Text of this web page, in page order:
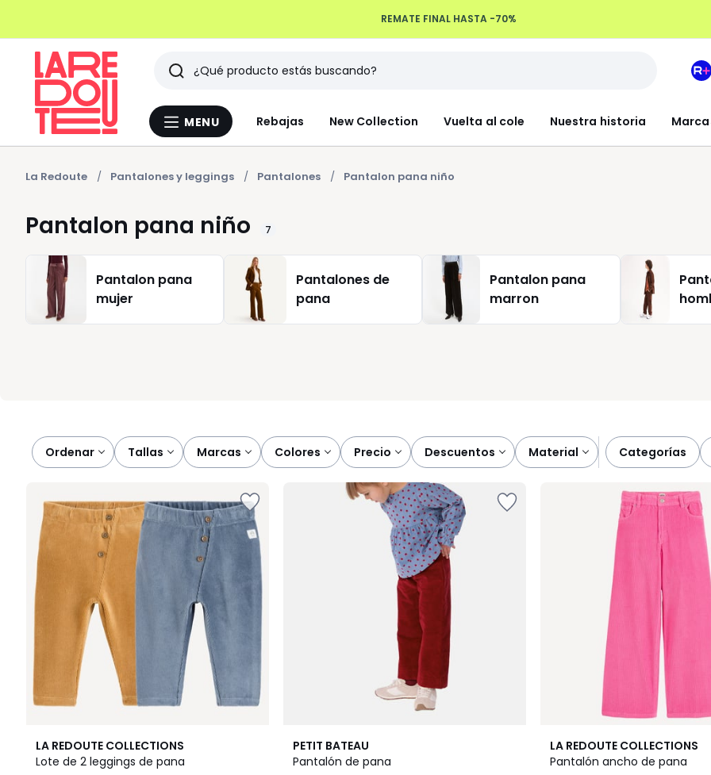
Devoluciones hasta 100 días
Menu
MENU Rebajas New Collection Vuelta al cole Nuestra historia
Buscar
Últimos
artículos
vistos
La Redoute Pantalones y leggings Pantalones Pantalon pana niño
Pantalon pana niño 7
Pantalon pana
mujer
Pantalones de
pana
Pantalon pana
marron
Ordenar tallas marcas colores precio descuentos material categorías
LA REDOUTE COLLECTIONS
Lote de 2 leggings de pana
4,9
/ 5
PETIT BATEAU
Pantalón de pana
LA REDOUTE COLLECTIONS
Pantalón ancho de pana
4,3
/ 5
2
Colores